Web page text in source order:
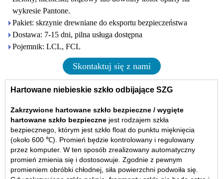
wykresie Pantone.
Pakiet: skrzynie drewniane do eksportu bezpieczeństwa
Dostawa: 7-15 dni, pilna usługa dostępna
Pojemnik: LCL, FCL
Skontaktuj się z nami
Hartowane niebieskie szkło odbijające SZG
Zakrzywione hartowane szkło bezpieczne / wygięte
hartowane szkło bezpieczne jest rodzajem szkła
bezpiecznego, którym jest szkło float do punktu mięknięcia
(około 600 ℃). Promień będzie kontrolowany i regulowany
przez komputer. W ten sposób zrealizowany automatyczny
promień zmienia się i dostosowuje. Zgodnie z pewnym
promieniem obróbki chłodnej, siła powierzchni podwoiła się.